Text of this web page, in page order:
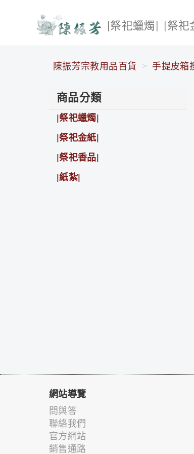
陳振芳宗教用品百貨
|祭祀蠟燭| |祭祀
陳振芳宗教用品百貨 手提皮箱
商品分類
|祭祀蠟燭|
|祭祀金紙|
|祭祀香品|
|紙紮|
網站導覽
問與答
聯絡我們
官方網站
銷售通路